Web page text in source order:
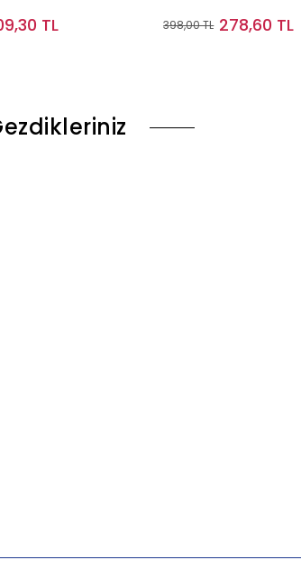
TL 398,00 TL 278,60 TL